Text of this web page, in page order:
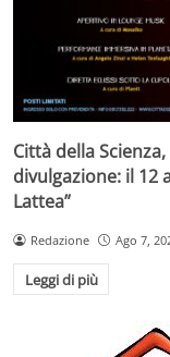
Città della
divulgazione: il 12
Lattea”
Redazione Ago 7,
Leggi di più